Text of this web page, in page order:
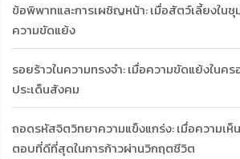
ข้อพิพาทและการเผชิญหน้า: เมื่อสัตว์เลี้ยงใน
ความขัดแย้ง
รอยร้าวในความทรงจำ: เมื่อความขัดแย้งในค
ประเด็นสังคม
ถอดรหัสจิตวิทยาความแข็งแกร่ง: เมื่อความเห็
ตอบที่ดีที่สุดในการก้าวผ่านวิกฤตชีวิต